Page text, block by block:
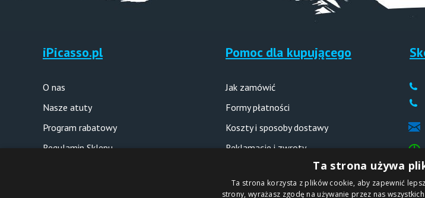
iPicasso.pl
O nas
Nasze atuty
Program rabatowy
Regulamin Sklepu
Pomoc dla kupującego
Jak zamówić
Formy płatności
Koszty i sposoby dostawy
Reklamacje i zwroty
Pytania i odpowiedzi (FAQ)Ta strona używa
Ta strona korzysta z plików cookie, aby zapewnić
strony, wyrażasz zgodę na używanie przez nas